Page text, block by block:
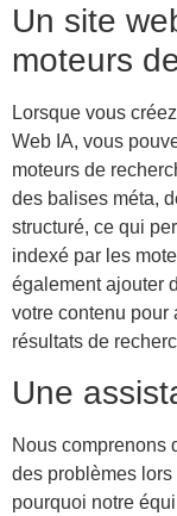
Un site
moteurs
Lorsque vous
Web IA, vous
moteurs de
des balises méta,
structuré, ce qui
indexé par les
également ajouter
votre contenu pour
résultats de
Une
Nous comprenons
des problèmes lors
pourquoi notre